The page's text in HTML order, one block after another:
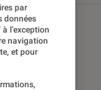
par
données
l’exception
navigation
et pour